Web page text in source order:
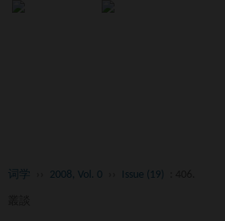
词学 2008, Vol. 0 Issue (19)